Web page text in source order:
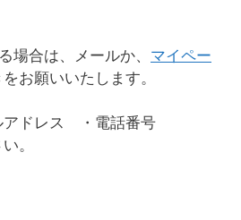
場合は、メールか、 マイペー
お願いいたします。
アドレス ・電話番号
。